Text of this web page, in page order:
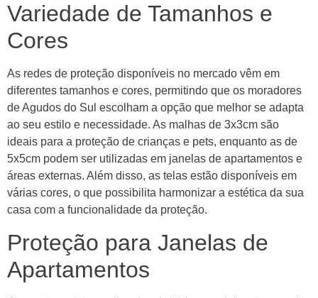
Variedade de Tamanhos e
Cores
As redes de proteção disponíveis no mercado vêm em
diferentes tamanhos e cores, permitindo que os moradores
de Agudos do Sul escolham a opção que melhor se adapta
ao seu estilo e necessidade. As malhas de 3x3cm são
ideais para a proteção de crianças e pets, enquanto as de
5x5cm podem ser utilizadas em janelas de apartamentos e
áreas externas. Além disso, as telas estão disponíveis em
várias cores, o que possibilita harmonizar a estética da sua
casa com a funcionalidade da proteção.
Proteção para Janelas de
Apartamentos